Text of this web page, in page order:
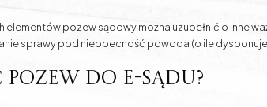
pozew sądowy można uzupełnić o inne
sprawy pod nieobecność powoda (o ile
pozew do e-sądu?